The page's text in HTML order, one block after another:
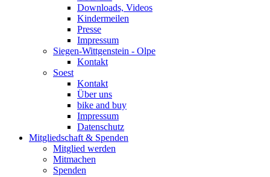
Downloads, Videos
Kindermeilen
Presse
Impressum
Siegen-Wittgenstein - Olpe
Kontakt
Soest
Kontakt
Über uns
bike and buy
Impressum
Datenschutz
Mitgliedschaft & Spenden
Mitglied werden
Mitmachen
Spenden